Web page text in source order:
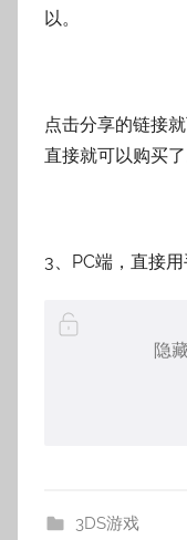
以。
点击分享的链接
直接就可以购买了
3、PC端，直接用
隐
3DS游戏